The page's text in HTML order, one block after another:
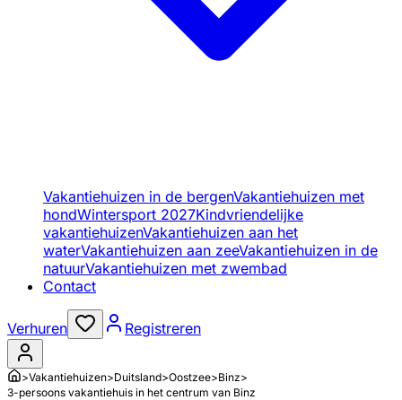
Vakantiehuizen in de bergenVakantiehuizen met
hondWintersport 2027Kindvriendelijke
vakantiehuizenVakantiehuizen aan het
waterVakantiehuizen aan zeeVakantiehuizen in de
natuurVakantiehuizen met zwembad
Contact
Verhuren Registreren
>Vakantiehuizen>Duitsland>Oostzee>Binz>
3-persoons vakantiehuis in het centrum van Binz